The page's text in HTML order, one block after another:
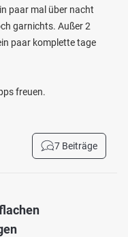
paar mal über nacht
garnichts. Außer 2
paar komplette tage
freuen.
7 Beiträge